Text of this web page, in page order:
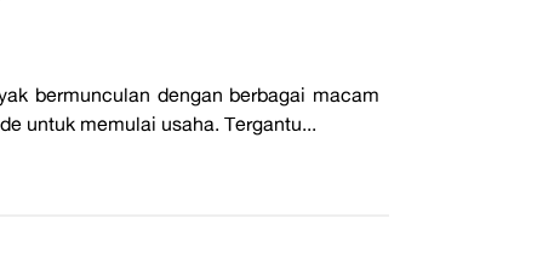
bermunculan dengan berbagai macam
untuk memulai usaha. Tergantu...